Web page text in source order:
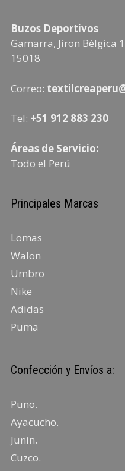
Buzos Deportivos
Gamarra, Jiron Bélgica
15018
Correo:
Tel: +51 912 883 230
Áreas de Servicio:
Todo el Perú
Principales Marcas
Lomas
Walon
Umbro
Nike
Adidas
Puma
Confección y Envíos a:
Puno.
Ayacucho.
Junín.
Cuzco.